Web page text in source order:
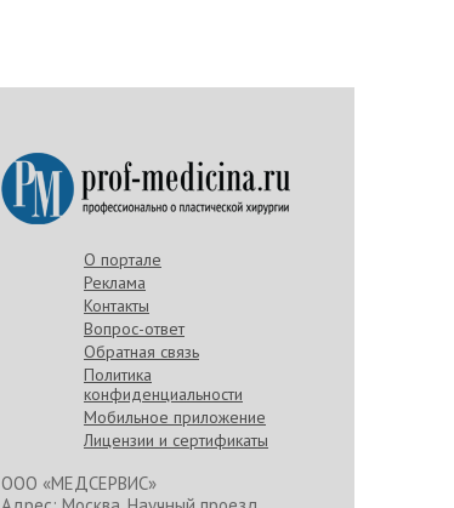
О портале
Реклама
Контакты
Вопрос-ответ
Обратная связь
Политика
конфиденциальности
Мобильное приложение
Лицензии и сертификаты
ООО «МЕДСЕРВИС»